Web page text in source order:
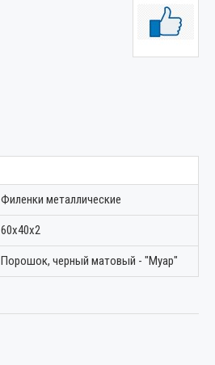
Филенки металлические
60х40х2
Порошок, черный матовый - "Муар"